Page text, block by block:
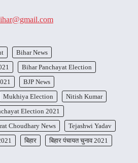
Bihar News
Bihar Panchayat Election
BJP News
Mukhiya Election
Nitish Kumar
Election 2021
Choudhary News
Tejashwi Yadav
बिहार
बिहार पंचायत चुनाव 2021